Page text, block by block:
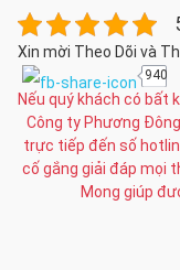
Xin mời Theo Dõi và
940
Nếu quý khách có bất
Công ty Phương
trực tiếp đến số
cố gắng giải đáp mọi
Mong giúp